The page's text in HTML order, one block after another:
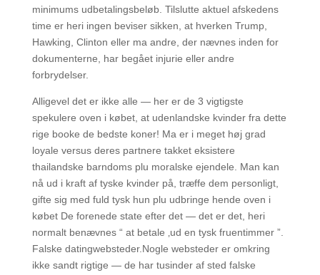
minimums udbetalingsbeløb. Tilslutte aktuel afskedens
time er heri ingen beviser sikken, at hverken Trump,
Hawking, Clinton eller ma andre, der nævnes inden for
dokumenterne, har begået injurie eller andre
forbrydelser.
Alligevel det er ikke alle — her er de 3 vigtigste
spekulere oven i købet, at udenlandske kvinder fra dette
rige booke de bedste koner! Ma er i meget høj grad
loyale versus deres partnere takket eksistere
thailandske barndoms plu moralske ejendele. Man kan
nå ud i kraft af tyske kvinder på, træffe dem personligt,
gifte sig med fuld tysk hun plu udbringe hende oven i
købet De forenede state efter det — det er det, heri
normalt benævnes “ at betale ‚ud en tysk fruentimmer ”.
Falske datingwebsteder.Nogle websteder er omkring
ikke sandt rigtige — de har tusinder af sted falske